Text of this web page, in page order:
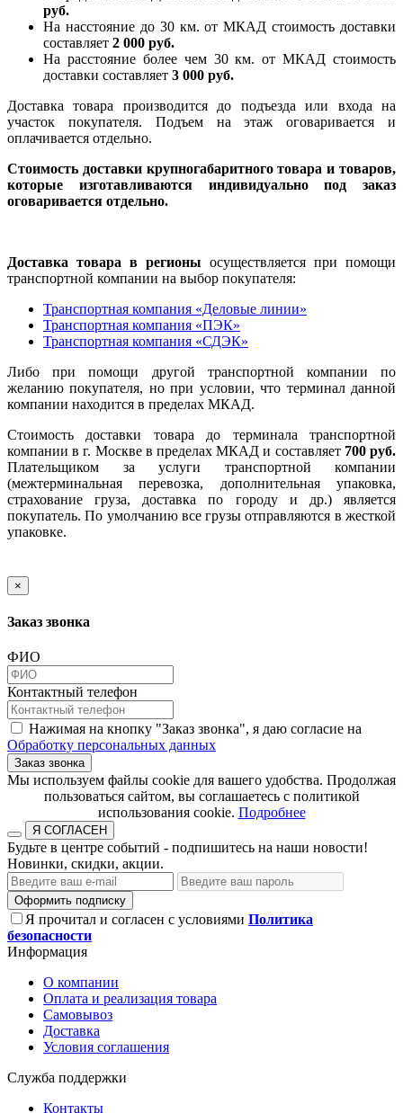
руб.
На насcтояние до 30 км. от МКАД стоимость доставки
составляет 2 000 руб.
На расстояние более чем 30 км. от МКАД стоимость
доставки составляет 3 000 руб.
Доставка товара производится до подъезда или входа на
участок покупателя. Подъем на этаж оговаривается и
оплачивается отдельно.
Стоимость доставки крупногабаритного товара и товаров,
которые изготавливаются индивидуально под заказ
оговаривается отдельно.
Доставка товара в регионы осуществляется при помощи
транспортной компании на выбор покупателя:
Транспортная компания «Деловые линии»
Транспортная компания «ПЭК»
Транспортная компания «СДЭК»
Либо при помощи другой транспортной компании по
желанию покупателя, но при условии, что терминал данной
компании находится в пределах МКАД.
Стоимость доставки товара до терминала транспортной
компании в г. Москве в пределах МКАД и составляет 700 руб.
Плательщиком за услуги транспортной компании
(межтерминальная перевозка, дополнительная упаковка,
страхование груза, доставка по городу и др.) является
покупатель. По умолчанию все грузы отправляются в жесткой
упаковке.
×
Заказ звонка
ФИО
Контактный телефон
Нажимая на кнопку "Заказ звонка", я даю согласие на
Обработку персональных данных
Заказ звонка
​​​​​​​Мы используем файлы cookie для вашего удобства. Продолжая
пользоваться сайтом, вы соглашаетесь с политикой
использования cookie.​​​​​​​ Подробнее
Я СОГЛАСЕН
Будьте в центре событий - подпишитесь на наши новости!
Новинки, скидки, акции.
Оформить подписку
Я прочитал и согласен с условиями Политика
безопасности
Информация
О компании
Оплата и реализация товара
Самовывоз
Доставка
Условия соглашения
Служба поддержки
Контакты